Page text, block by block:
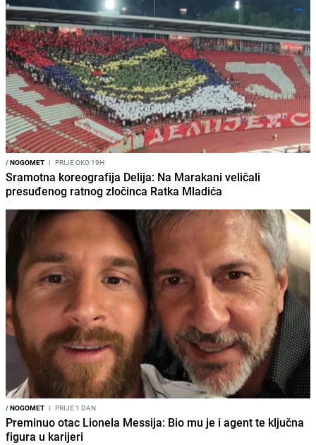
/NOGOMET I PRIJE OKO 19H
Sramotna koreografija Delija: Na Marakani veličali
presuđenog ratnog zločinca Ratka Mladića
/NOGOMET I PRIJE 1 DAN
Preminuo otac Lionela Messija: Bio mu je i agent te ključna
figura u karijeri